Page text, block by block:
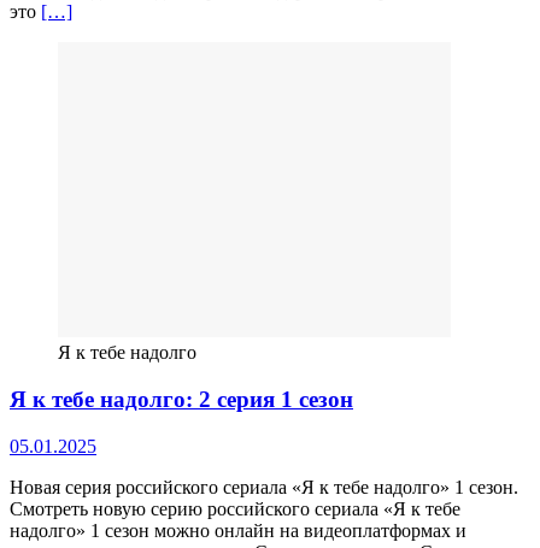
это […]
Я к тебе надолго
Я к тебе надолго: 2 серия 1 сезон
05.01.2025
Новая серия российского сериала «Я к тебе надолго» 1 сезон.
Смотреть новую серию российского сериала «Я к тебе
надолго» 1 сезон можно онлайн на видеоплатформах и